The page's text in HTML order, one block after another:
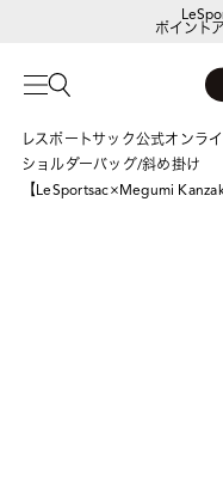
ポイント
レスポートサック公式オンラ
ショルダーバッグ/斜め掛け
【LeSportsac×Megumi